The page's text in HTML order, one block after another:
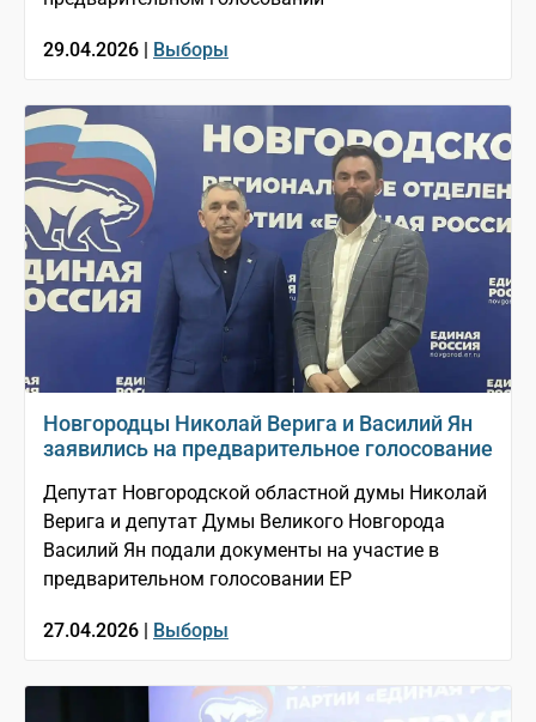
29.04.2026 | Выборы
Новгородцы Николай Верига и Василий Ян
заявились на предварительное голосование
Депутат Новгородской областной думы Николай
Верига и депутат Думы Великого Новгорода
Василий Ян подали документы на участие в
предварительном голосовании ЕР
27.04.2026 | Выборы